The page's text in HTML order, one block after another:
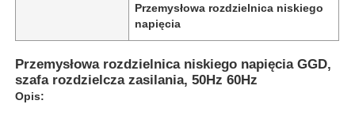
Przemysłowa rozdzielnica niskiego
napięcia
Przemysłowa rozdzielnica niskiego napięcia GGD,
szafa rozdzielcza zasilania, 50Hz 60Hz
Opis: